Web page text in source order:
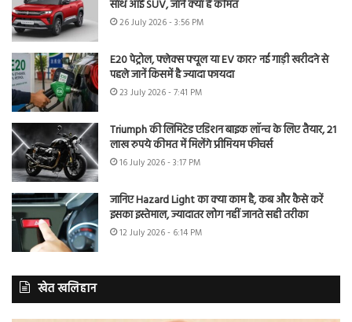
साथ आई SUV, जानें क्या है कीमत
26 July 2026 - 3:56 PM
E20 पेट्रोल, फ्लेक्स फ्यूल या EV कार? नई गाड़ी खरीदने से
पहले जानें किसमें है ज्यादा फायदा
23 July 2026 - 7:41 PM
Triumph की लिमिटेड एडिशन बाइक लॉन्च के लिए तैयार, 21
लाख रुपये कीमत में मिलेंगे प्रीमियम फीचर्स
16 July 2026 - 3:17 PM
जानिए Hazard Light का क्या काम है, कब और कैसे करें
इसका इस्तेमाल, ज्यादातर लोग नहीं जानते सही तरीका
12 July 2026 - 6:14 PM
खेत खलिहान